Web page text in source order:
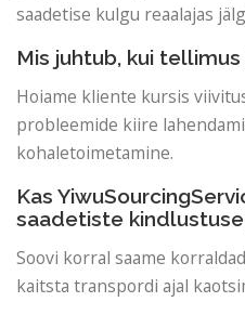
saadetise kulgu reaalajas
Mis juhtub, kui
Hoiame kliente kursis
probleemide kiire
kohaletoimetamine.
Kas
saadetiste
Soovi korral saame
kaitsta transpordi ajal